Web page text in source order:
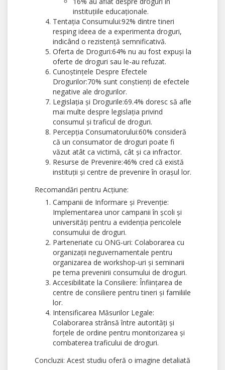
instituțiile educaționale.
Tentația Consumului:92% dintre tineri
resping ideea de a experimenta droguri,
indicând o rezistență semnificativă.
Oferta de Droguri:64% nu au fost expuși la
oferte de droguri sau le-au refuzat.
Cunoștințele Despre Efectele
Drogurilor:70% sunt conștienți de efectele
negative ale drogurilor.
Legislația și Drogurile:69.4% doresc să afle
mai multe despre legislația privind
consumul și traficul de droguri.
Percepția Consumatorului:60% consideră
că un consumator de droguri poate fi
văzut atât ca victimă, cât și ca infractor.
Resurse de Prevenire:46% cred că există
instituții și centre de prevenire în orașul lor.
Recomandări pentru Acțiune:
Campanii de Informare și Prevenție:
Implementarea unor campanii în școli și
universități pentru a evidenția pericolele
consumului de droguri.
Parteneriate cu ONG-uri: Colaborarea cu
organizații neguvernamentale pentru
organizarea de workshop-uri și seminarii
pe tema prevenirii consumului de droguri.
Accesibilitate la Consiliere: Înființarea de
centre de consiliere pentru tineri și familiile
lor.
Intensificarea Măsurilor Legale:
Colaborarea strânsă între autorități și
forțele de ordine pentru monitorizarea și
combaterea traficului de droguri.
Concluzii: Acest studiu oferă o imagine detaliată